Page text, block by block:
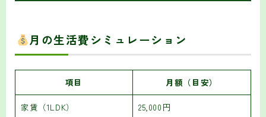
月の生活費シミュレーション
項目 月額（目安）
家賃（1LDK） 25,000円